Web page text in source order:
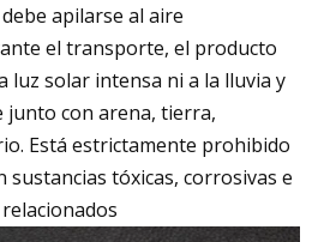
apilarse al aire
el transporte, el producto
luz solar intensa ni a la lluvia y
con arena, tierra,
Está estrictamente prohibido
tóxicas, corrosivas e